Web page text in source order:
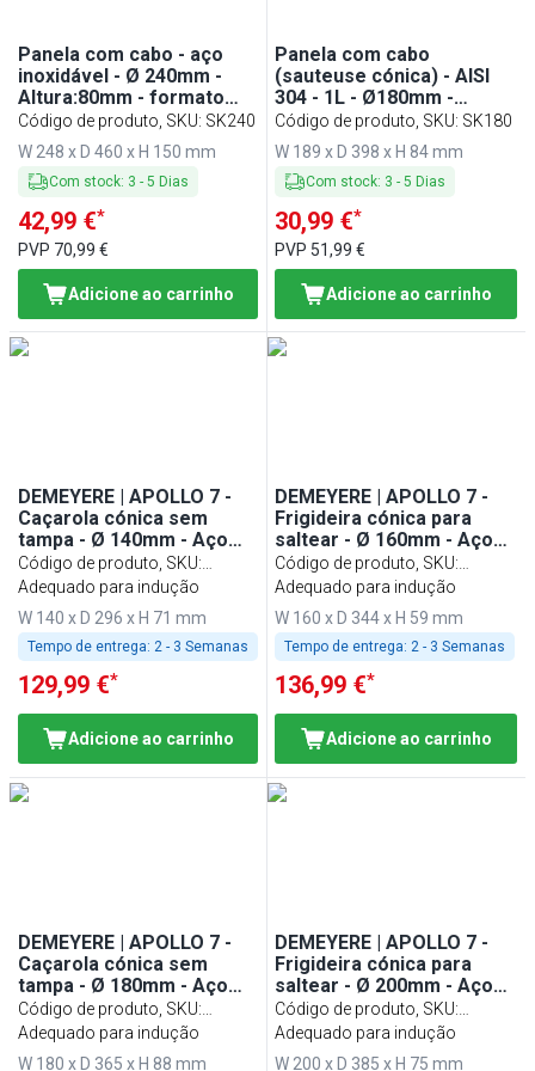
Panela com cabo - aço
inoxidável - Ø 240mm -
Altura:80mm - formato
cónico - compatível com
todos os fogões,
incluindo indução -
248x460x150mm
Código de produto, SKU: SK240
W 248 x D 460 x H 150 mm
Com stock: 3 - 5 Dias
42,99 €*
PVP 70,99 €
Adicione ao carrinho
Panela com cabo
(sauteuse cónica) - AISI
304 - 1L - Ø180mm -
Altura:65mm - formato
cónico - compatível com
todos os fogões, incluindo
indução - 189x398x84mm
Código de produto, SKU: SK180
W 189 x D 398 x H 84 mm
Com stock: 3 -5 Dias
30,99 €*
PVP 51,99 €
Adicione ao carrinho
DEMEYERE | APOLLO 7 -
Caçarola cónica sem
tampa - Ø 140mm - Aço
inoxidável
Código de produto, SKU:
1005148
Adequado para indução
W 140 x D 296 x H 71 mm
Tempo de entrega: 2 - 3 Semanas
129,99 €*
Adicione ao carrinho
DEMEYERE | APOLLO 7 -
Frigideira cónica para
saltear - Ø 160mm - Aço
inoxidável
Código de produto, SKU:
1005149
Adequado para indução
W 160 x D 344 x H 59 mm
Tempo de entrega: 2 - 3 Semanas
136,99 €*
Adicione ao carrinho
DEMEYERE | APOLLO 7 -
Caçarola cónica sem
tampa - Ø 180mm - Aço
inoxidável
Código de produto, SKU:
1005150
Adequado para indução
W 180 x D 365 x H 88 mm
DEMEYERE | APOLLO 7 -
Frigideira cónica para
saltear - Ø 200mm - Aço
inoxidável
Código de produto, SKU:
1005151
Adequado para indução
W 200 x D 385 x H 75 mm